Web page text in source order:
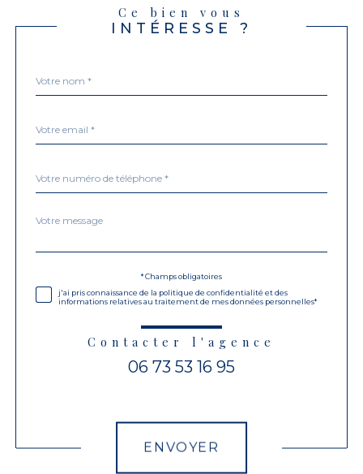
Ce bien vous
INTÉRESSE ?
par
*
*
*
Fieldset
Message
*
* Champs obligatoires
j'ai pris connaissance de la politique de confidentialité et des
informations relatives au traitement de mes données personnelles*
Contacter l'agence
06 73 53 16 95
ENVOYER